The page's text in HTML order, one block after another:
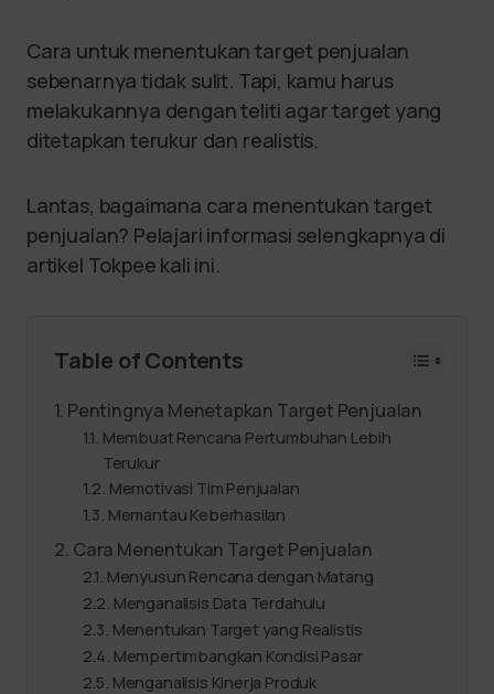
Cara untuk menentukan target penjualan
sebenarnya tidak sulit. Tapi, kamu harus
melakukannya dengan teliti agar target yang
ditetapkan terukur dan realistis.
Lantas, bagaimana cara menentukan target
penjualan? Pelajari informasi selengkapnya di
artikel Tokpee kali ini.
Table of Contents
Pentingnya Menetapkan Target Penjualan
Membuat Rencana Pertumbuhan Lebih
Terukur
Memotivasi Tim Penjualan
Memantau Keberhasilan
Cara Menentukan Target Penjualan
Menyusun Rencana dengan Matang
Menganalisis Data Terdahulu
Menentukan Target yang Realistis
Mempertimbangkan Kondisi Pasar
Menganalisis Kinerja Produk